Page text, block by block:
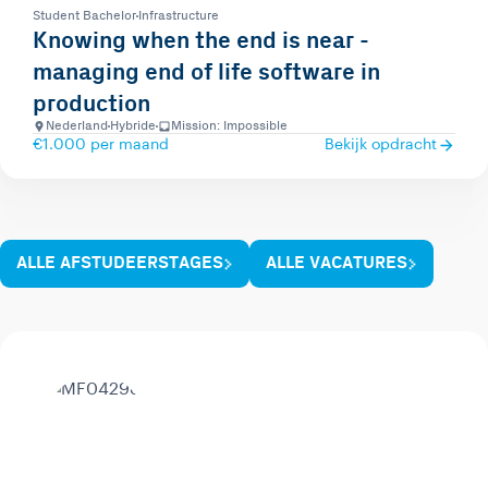
Student Bachelor Infrastructure
Knowing when the end is near -
managing end of life software in
production
Nederland Hybride Mission: Impossible
€1.000 per maand Bekijk opdracht
ALLE AFSTUDEERSTAGES ALLE VACATURES